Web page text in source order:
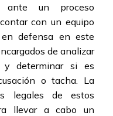
ante un proceso
con un equipo
en defensa en este
de analizar
y determinar si es
o tacha. La
legales de estos
llevar a cabo un